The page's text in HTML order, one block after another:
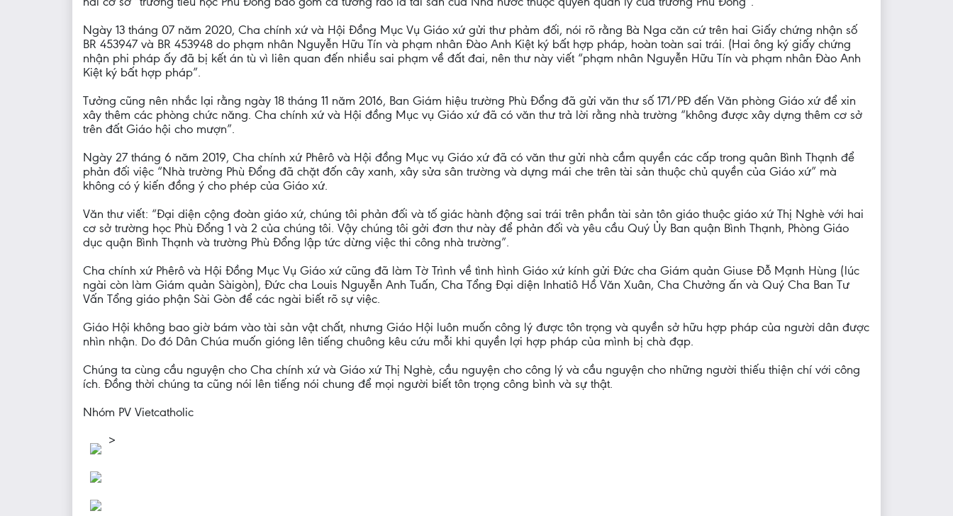
Ngày 13 tháng 07 năm 2020, Cha chính xứ và Hội Đồng Mục Vụ Giáo xứ gửi thư phảm đối, nói rõ rằng Bà Nga căn cứ trên hai Giấy chứng nhận số
BR 453947 và BR 453948 do phạm nhân Nguyễn Hữu Tín và phạm nhân Đào Anh Kiệt ký bất hợp pháp, hoàn toàn sai trái. (Hai ông ký giấy chứng
nhận phi pháp ấy đã bị kết án tù vì liên quan đến nhiều sai phạm về đất đai, nên thư này viết “phạm nhân Nguyễn Hữu Tín và phạm nhân Đào Anh
Kiệt ký bất hợp pháp”.
Tưởng cũng nên nhắc lại rằng ngày 18 tháng 11 năm 2016, Ban Giám hiệu trường Phù Đổng đã gửi văn thư số 171/PĐ đến Văn phòng Giáo xứ để xin
xây thêm các phòng chức năng. Cha chính xứ và Hội đồng Mục vụ Giáo xứ đã có văn thư trả lời rằng nhà trường “không được xây dựng thêm cơ sở
trên đất Giáo hội cho mượn”.
Ngày 27 tháng 6 năm 2019, Cha chính xứ Phêrô và Hội đồng Mục vụ Giáo xứ đã có văn thư gửi nhà cầm quyền các cấp trong quân Bình Thạnh để
phản đối việc “Nhà trường Phù Đổng đã chặt đốn cây xanh, xây sửa sân trường và dựng mái che trên tài sản thuộc chủ quyền của Giáo xứ” mà
không có ý kiến đồng ý cho phép của Giáo xứ.
Văn thư viết: “Đại diện cộng đoàn giáo xứ, chúng tôi phản đối và tố giác hành động sai trái trên phần tài sản tôn giáo thuộc giáo xứ Thị Nghè với hai
cơ sở trường học Phù Đổng 1 và 2 của chúng tôi. Vậy chúng tôi gởi đơn thư này để phản đối và yêu cầu Quý Ủy Ban quận Bình Thạnh, Phòng Giáo
dục quận Bình Thạnh và trường Phù Đổng lập tức dừng việc thi công nhà trường”.
Cha chính xứ Phêrô và Hội Đồng Mục Vụ Giáo xứ cũng đã làm Tờ Trình về tình hình Giáo xứ kính gửi Đức cha Giám quản Giuse Đỗ Mạnh Hùng (lúc
ngài còn làm Giám quản Sàigòn), Đức cha Louis Nguyễn Anh Tuấn, Cha Tổng Đại diện Inhatiô Hồ Văn Xuân, Cha Chưởng ấn và Quý Cha Ban Tư
Vấn Tổng giáo phận Sài Gòn để các ngài biết rõ sự việc.
Giáo Hội không bao giờ bám vào tài sản vật chất, nhưng Giáo Hội luôn muốn công lý được tôn trọng và quyền sở hữu hợp pháp của người dân được
nhìn nhận. Do đó Dân Chúa muốn gióng lên tiếng chuông kêu cứu mỗi khi quyền lợi hợp pháp của mình bị chà đạp.
Chúng ta cùng cầu nguyện cho Cha chính xứ và Giáo xứ Thị Nghè, cầu nguyện cho công lý và cầu nguyện cho những người thiếu thiện chí với công
ích. Đồng thời chúng ta cũng nói lên tiếng nói chung để mọi người biết tôn trọng công bình và sự thật.
Nhóm PV Vietcatholic
>